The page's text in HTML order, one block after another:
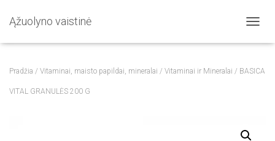
Ąžuolyno vaistinė
O
Pradžia / Vitaminai, maisto papildai, mineralai / Vitaminai ir Mineralai / BASICA
VITAL GRANULĖS 200 G